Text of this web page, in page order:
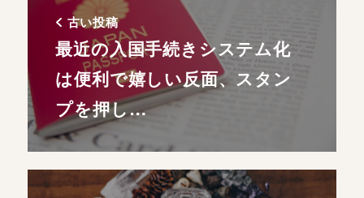
古い投稿
最近の入国手続きシステム化
は便利で嬉しい反面、スタン
プを押し…